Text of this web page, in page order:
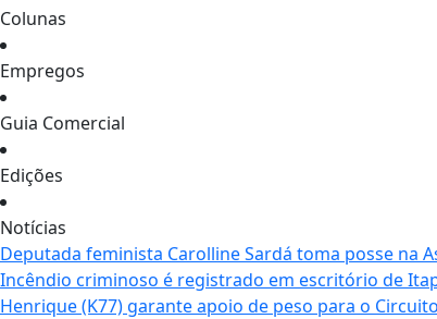
Colunas
Empregos
Guia Comercial
Edições
Notícias
Deputada feminista Carolline Sardá toma posse na
Incêndio criminoso é registrado em escritório de
Henrique (K77) garante apoio de peso para o